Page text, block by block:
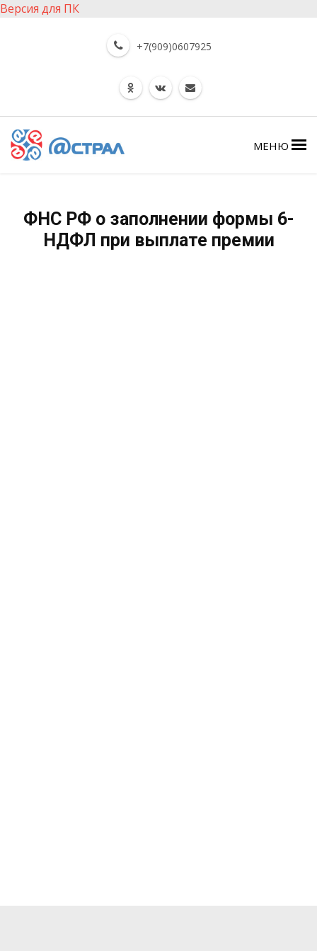
Версия для ПК
+7(909)0607925
МЕНЮ
ФНС РФ о заполнении формы 6-
НДФЛ при выплате премии